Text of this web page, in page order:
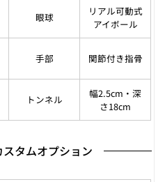
眼球
リアル可動式
アイボール
手部 関節付き指骨
トンネル
幅2.5cm・深
さ18cm
スタムオプション